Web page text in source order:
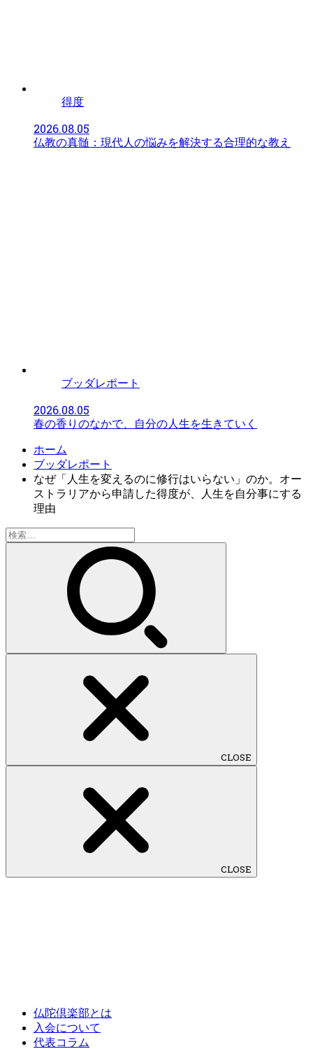
得度
2026.08.05
仏教の真髄：現代人の悩みを解決する合理的な教え
ブッダレポート
2026.08.05
春の香りのなかで、自分の人生を生きていく
ホーム
ブッダレポート
なぜ「人生を変えるのに修行はいらない」のか。オー
ストラリアから申請した得度が、人生を自分事にする
理由
検
索:
CLOSE
CLOSE
仏陀倶楽部とは
入会について
代表コラム